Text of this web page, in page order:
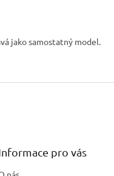
jako samostatný model.
pro vás